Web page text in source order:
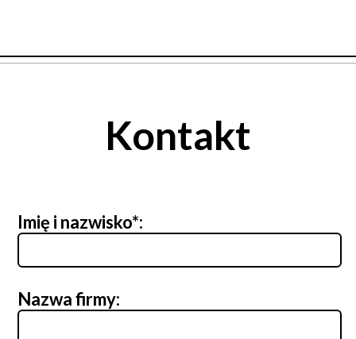
Kontakt
Imię i nazwisko*:
Nazwa firmy: